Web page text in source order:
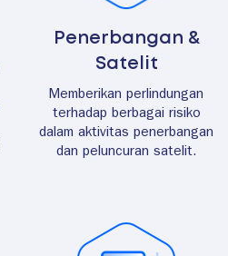
Penerbangan &
Satelit
Memberikan perlindungan
terhadap berbagai risiko
dalam aktivitas penerbangan
dan peluncuran satelit.